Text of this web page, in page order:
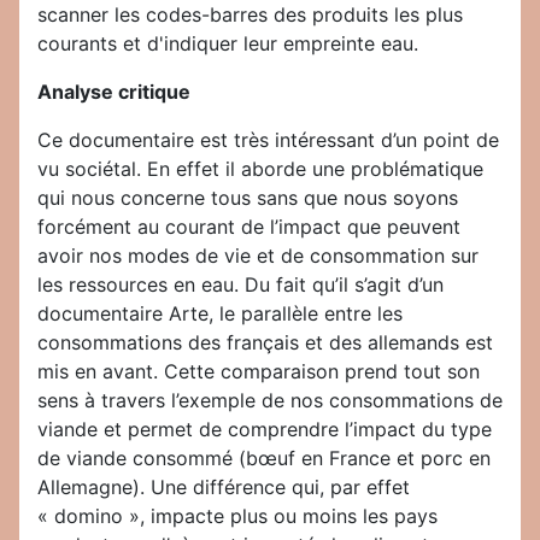
scanner les codes-barres des produits les plus
courants et d'indiquer leur empreinte eau.
Analyse critique
Ce documentaire est très intéressant d’un point de
vu sociétal. En effet il aborde une problématique
qui nous concerne tous sans que nous soyons
forcément au courant de l’impact que peuvent
avoir nos modes de vie et de consommation sur
les ressources en eau. Du fait qu’il s’agit d’un
documentaire Arte, le parallèle entre les
consommations des français et des allemands est
mis en avant. Cette comparaison prend tout son
sens à travers l’exemple de nos consommations de
viande et permet de comprendre l’impact du type
de viande consommé (bœuf en France et porc en
Allemagne). Une différence qui, par effet
« domino », impacte plus ou moins les pays